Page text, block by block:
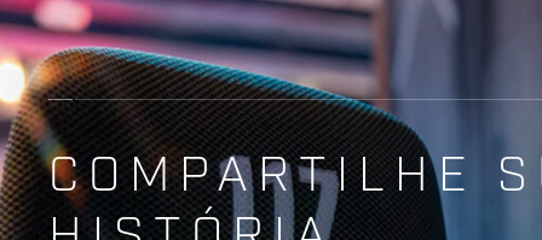
COMPARTILHE